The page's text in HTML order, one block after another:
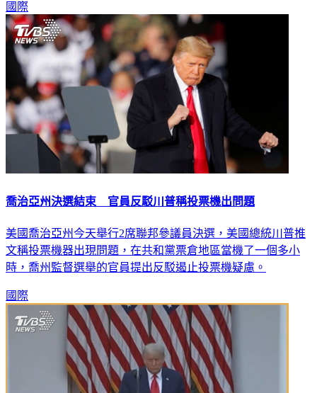
國際
喬治亞州決選結束 官員反駁川普稱投票機出問題
美國喬治亞州今天舉行2席聯邦參議員決選，美國總統川普推
文稱投票機器出現問題，在共和黨票倉地區當機了一個多小
時，喬州監督選舉的官員提出反駁遏止投票機疑慮。
國際